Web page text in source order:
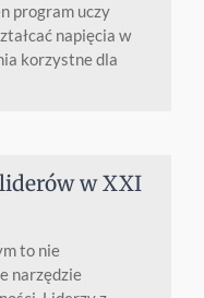
program uczy
napięcia w
korzystne dla
w XXI
to nie
narzędzie